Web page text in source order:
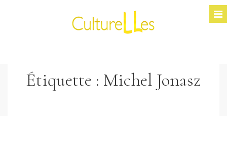
Étiquette : Michel Jonasz